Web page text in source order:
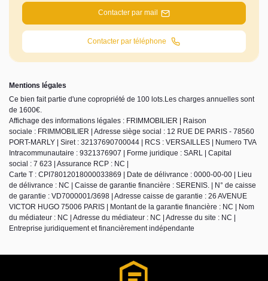
Contacter par mail
Contacter par téléphone
Mentions légales
Ce bien fait partie d'une copropriété de 100 lots.Les charges annuelles sont
de 1600€.
Affichage des informations légales : FRIMMOBILIER | Raison
sociale : FRIMMOBILIER | Adresse siège social : 12 RUE DE PARIS - 78560
PORT-MARLY | Siret : 32137690700044 | RCS : VERSAILLES | Numero TVA
Intracommunautaire : 9321376907 | Forme juridique : SARL | Capital
social : 7 623 | Assurance RCP : NC |
Carte T : CPI78012018000033869 | Date de délivrance : 0000-00-00 | Lieu
de délivrance : NC | Caisse de garantie financière : SERENIS. | N° de caisse
de garantie : VD7000001/3698 | Adresse caisse de garantie : 26 AVENUE
VICTOR HUGO 75006 PARIS | Montant de la garantie financière : NC | Nom
du médiateur : NC | Adresse du médiateur : NC | Adresse du site : NC |
Entreprise juridiquement et financièrement indépendante